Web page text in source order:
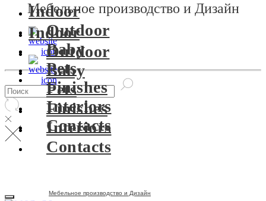
Мебельное производство и Дизайн
Indoor
Outdoor
Baby
Pets
Finishes
Interiors
Contacts
Indoor
Outdoor
Baby
Pets
Finishes
Interiors
Contacts
Мебельное производство и Дизайн